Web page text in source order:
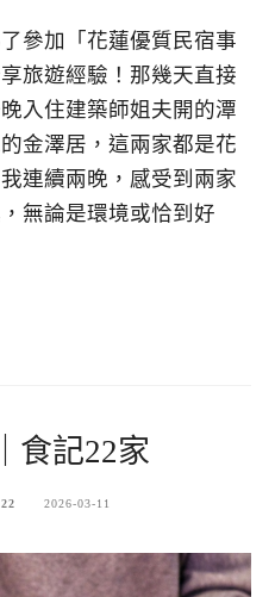
參加「花蓮優質民宿事
旅遊經驗！那幾天直接
入住建築師姐夫開的潭
金澤居，這兩家都是花
連續兩晚，感受到兩家
無論是環境或恰到好
食記22家
2026-03-11